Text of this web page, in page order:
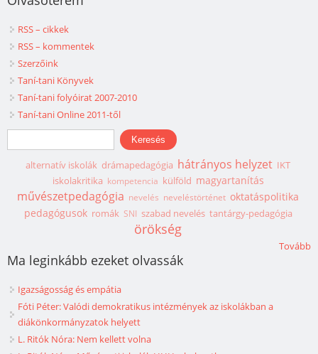
RSS – cikkek
RSS – kommentek
Szerzőink
Taní-tani Könyvek
Taní-tani folyóirat 2007-2010
Taní-tani Online 2011-től
Keresés űrlap
Keresés
alternatív iskolák drámapedagógia hátrányos helyzet IKT
iskolakritika kompetencia külföld magyartanítás
művészetpedagógia nevelés neveléstörténet oktatáspolitika
pedagógusok romák SNI szabad nevelés tantárgy-pedagógia
örökség
Tovább
Ma leginkább ezeket olvassák
Igazságosság és empátia
Fóti Péter: Valódi demokratikus intézmények az iskolákban a
diákönkormányzatok helyett
L. Ritók Nóra: Nem kellett volna